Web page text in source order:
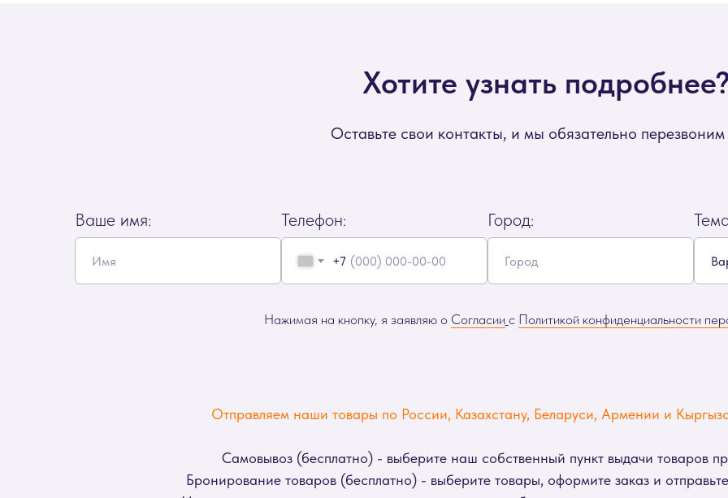
Хотите узнать
Оставьте свои контакты, и мы обязательно
Ваше имя: Телефон:
+7
Город:
Нажимая на кнопку, я заявляю о Согласии с Политикой конфиденциальности
Отправляем наши товары по России, Казахстану, Беларуси, Армении и
Самовывоз (бесплатно) - выберите наш собственный пункт выдачи товаров
Бронирование товаров (бесплатно) - выберите товары, оформите заказ и